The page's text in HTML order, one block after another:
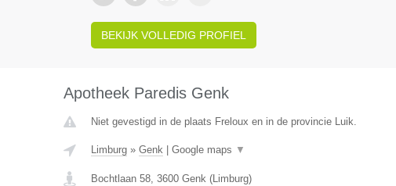
BEKIJK VOLLEDIG PROFIEL
Apotheek Paredis Genk
Niet gevestigd in de plaats Freloux en in de provincie Luik.
Limburg» Genk| Google maps ▼
Bochtlaan 58, 3600 Genk(Limburg)